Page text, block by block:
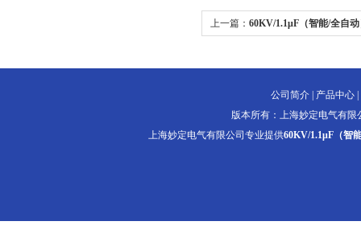
上一篇： 60KV/1.1μF（智能/全自
公司简介 产品中心
版本所有：上海妙定电气有
上海妙定电气有限公司专业提供60KV/1.1μF（智